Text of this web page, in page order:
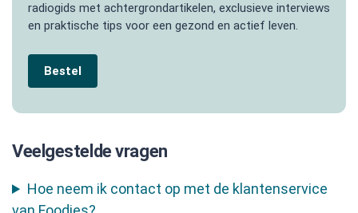
radiogids met achtergrondartikelen, exclusieve interviews
en praktische tips voor een gezond en actief leven.
Bestel
Veelgestelde vragen
Hoe neem ik contact op met de klantenservice